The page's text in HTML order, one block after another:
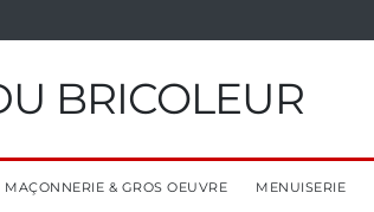
BRICOLEUR
MAÇONNERIE & GROS OEUVRE MENUISERIE